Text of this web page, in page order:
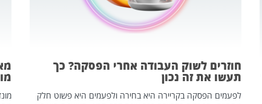
חוזרים לשוק העבודה אחרי הפסקה? כך
תעשו את זה נכון
לפעמים הפסקה בקריירה היא בחירה ולפעמים היא פשוט חלק